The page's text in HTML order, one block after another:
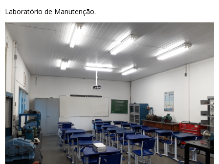
Laboratório de Manutenção.